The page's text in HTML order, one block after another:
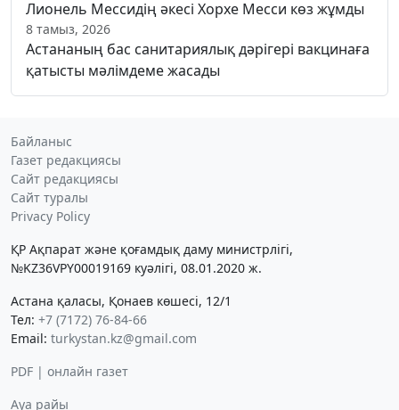
Лионель Мессидің әкесі Хорхе Месси көз жұмды
8 тамыз, 2026
Астананың бас санитариялық дәрігері вакцинаға
қатысты мәлімдеме жасады
Байланыс
Газет редакциясы
Сайт редакциясы
Сайт туралы
Privacy Policy
ҚР Ақпарат және қоғамдық даму министрлігі,
№KZ36VPY00019169 куәлігі, 08.01.2020 ж.
Астана қаласы, Қонаев көшесі, 12/1
Тел: +7 (7172) 76-84-66
Email: turkystan.kz@gmail.com
PDF | онлайн газет
Ауа райы